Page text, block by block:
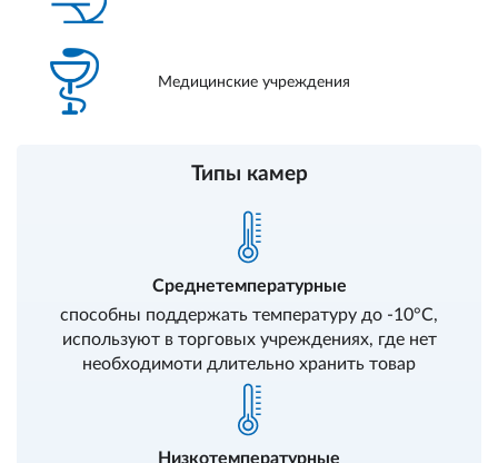
Медицинские учреждения
Типы камер
Cреднетемпературные
способны поддержать температуру до -10°С,
используют в торговых учреждениях, где нет
необходимоти длительно хранить товар
Низкотемпературные